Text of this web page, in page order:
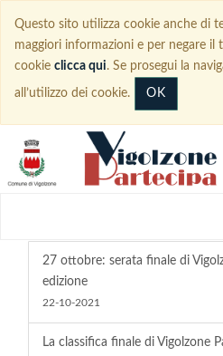
Questo sito utilizza cookie anche di
maggiori informazioni e per negare il
cookie clicca qui. Se prosegui la
all’utilizzo dei cookie. OK
27 ottobre: serata finale di
edizione
22-10-2021
La classifica finale di Vigolzone